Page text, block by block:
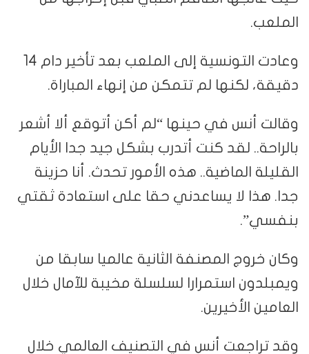
الملعب.
وعادت التونسية إلى الملعب بعد تأخير دام 14
دقيقة، لكنها لم تتمكن من إنهاء المباراة.
وقالت أنس في حينها “لم أكن أتوقع ألا أشعر
بالراحة.. لقد كنت أتدرب بشكل جيد جدا الأيام
القليلة الماضية.. هذه الأمور تحدث. أنا حزينة
جدا. هذا لا يساعدني حقا على استعادة ثقتي
بنفسي”.
وكان خروج المصنفة الثانية عالميا سابقا من
ويمبلدون استمرارا لسلسلة مخيبة للآمال خلال
العامين الأخيرين.
وقد تراجعت أنس في التصنيف العالمي خلال